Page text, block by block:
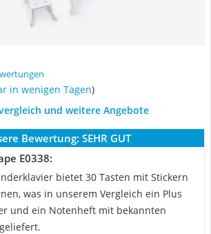
in wenigen Tagen)
und weitere Angebote
Bewertung: SEHR GUT
E0338:
bietet 30 Tasten mit Stickern
was in unserem Vergleich ein Plus
und ein Notenheft mit bekannten